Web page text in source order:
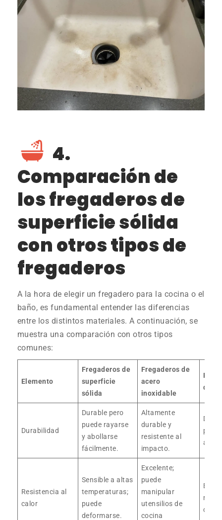
4.
Comparación de
los fregaderos de
superficie sólida
con otros tipos de
fregaderos
A la hora de elegir un fregadero para la cocina o el
baño, es fundamental entender las diferencias
entre los distintos materiales. A continuación, se
muestra una comparación con otros tipos
comunes:
Elemento
Fregaderos de
superficie
sólida
Fregaderos de
acero
inoxidable
de
Durabilidad
Durable pero
puede rayarse
y abollarse
fácilmente.
Altamente
durable y
resistente al
impacto.
Resistencia al
calor
Sensible a altas
temperaturas;
puede
deformarse.
Excelente;
puede
manipular
utensilios de
cocina
calor.